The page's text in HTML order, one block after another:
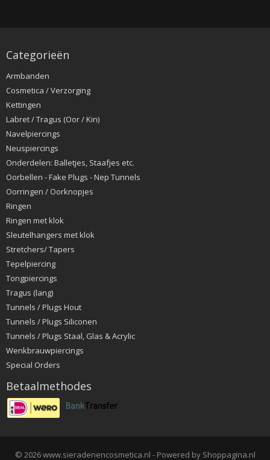
Categorieën
Armbanden
Cosmetica / Verzorging
Kettingen
Labret / Tragus (Oor / Kin)
Navelpiercings
Neuspiercings
Onderdelen: Balletjes, Staafjes etc.
Oorbellen - Fake Plugs - Nep Tunnels
Oorringen / Oorknopjes
Ringen
Ringen met klok
Sleutelhangers met klok
Stretchers/ Tapers
Tepelpiercing
Tongpiercings
Tragus (lang)
Tunnels / Plugs Hout
Tunnels / Plugs Siliconen
Tunnels / Plugs Staal, Glas & Acrylic
Wenkbrauwpiercings
Special Orders
Betaalmethodes
© 2026 www.sieradenencosmetica.nl - Powered by Shoppagina.nl